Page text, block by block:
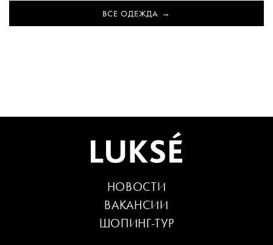
ВСЕ ОДЕЖДА
НОВОСТИ
ВАКАНСИИ
ШОПИНГ-ТУР